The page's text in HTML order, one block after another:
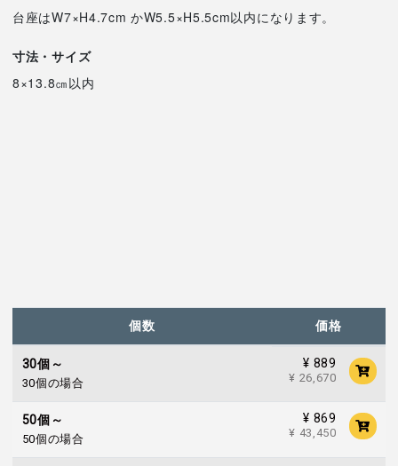
台座はW7×H4.7cm かW5.5×H5.5cm以内になります。
寸法・サイズ
8×13.8㎝以内
個数 価格
30個～
30個の場合
¥ 889
¥ 26,670
50個～
50個の場合
¥ 869
¥ 43,450